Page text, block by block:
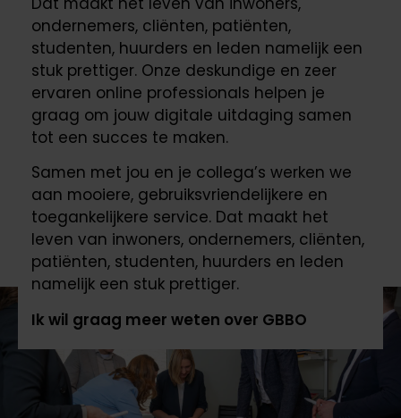
ondernemers, cliënten, patiënten,
studenten, huurders en leden namelijk een
stuk prettiger. Onze deskundige en zeer
ervaren online professionals helpen je
graag om jouw digitale uitdaging samen
tot een succes te maken.
Samen met jou en je collega’s werken we
aan mooiere, gebruiksvriendelijkere en
toegankelijkere service. Dat maakt het
leven van inwoners, ondernemers, cliënten,
patiënten, studenten, huurders en leden
namelijk een stuk prettiger.
Ik wil graag meer weten over GBBO